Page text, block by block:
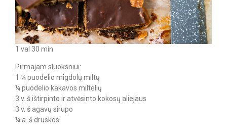
1 val 30 min
Pirmajam sluoksniui:
1 ¼ puodelio migdolų miltų
¼ puodelio kakavos miltelių
3 v. š ištirpinto ir atvėsinto kokosų aliejaus
3 v. š agavų sirupo
¼ a. š druskos